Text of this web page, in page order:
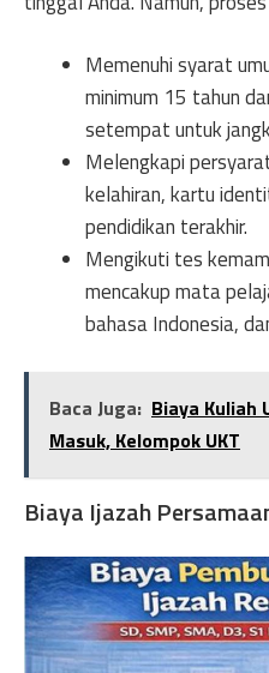
Memenuhi syarat
minimum 15 tahun
setempat untuk
Melengkapi
kelahiran, kartu
pendidikan terakhir.
Mengikuti tes
mencakup mata
bahasa Indonesia,
Baca Juga: Biaya Kuliah
Masuk, Kelompok UKT
Biaya Ijazah